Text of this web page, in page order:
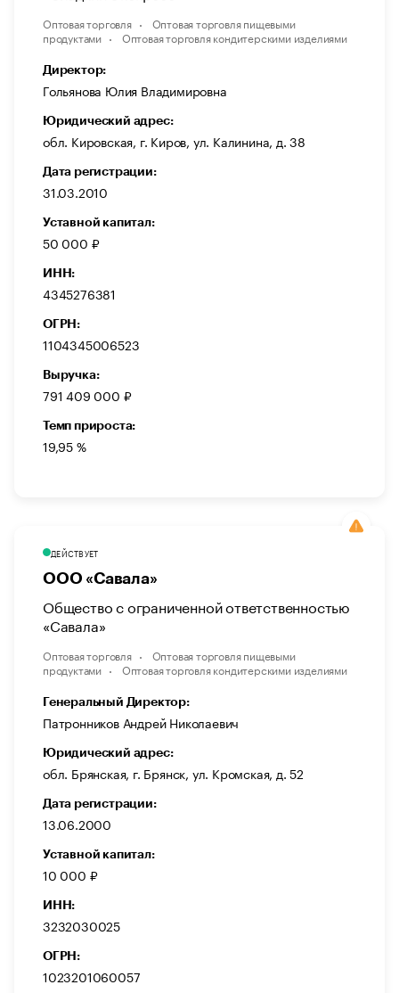
Оптовая торговля
Оптовая торговля пищевыми
продуктами
Оптовая торговля кондитерскими изделиями
Директор:
Гольянова Юлия Владимировна
Юридический адрес:
обл. Кировская, г. Киров, ул. Калинина, д. 38
Дата регистрации:
31.03.2010
Уставной капитал:
50 000 ₽
ИНН:
4345276381
ОГРН:
1104345006523
Выручка:
791 409 000 ₽
Темп прироста:
19,95 %
ДЕЙСТВУЕТ
ООО «Савала»
Общество с ограниченной ответственностью
«Савала»
Оптовая торговля
Оптовая торговля пищевыми
продуктами
Оптовая торговля кондитерскими изделиями
Генеральный Директор:
Патронников Андрей Николаевич
Юридический адрес:
обл. Брянская, г. Брянск, ул. Кромская, д. 52
Дата регистрации:
13.06.2000
Уставной капитал:
10 000 ₽
ИНН:
3232030025
ОГРН:
1023201060057